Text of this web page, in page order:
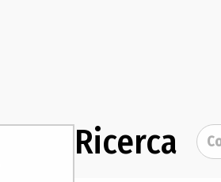
Ricerca Cerca